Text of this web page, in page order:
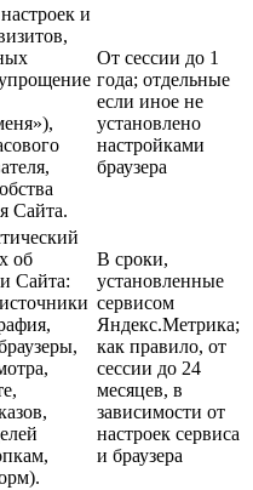
и
Сайта.
От сессии до 1
года; отдельные
если иное не
установлено
настройками
браузера
об
Сайта:
В сроки,
установленные
сервисом
Яндекс.Метрика;
как правило, от
сессии до 24
месяцев, в
зависимости от
настроек сервиса
и браузера